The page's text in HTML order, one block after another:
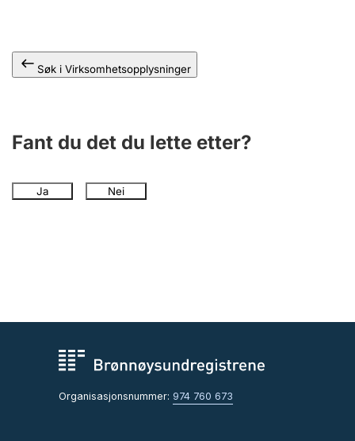
Søk i Virksomhetsopplysninger
Fant du det du lette etter?
Ja Nei
Organisasjonsnummer: 974 760 673